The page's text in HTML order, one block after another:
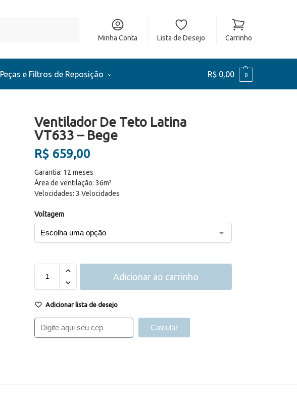
Minha Conta Lista de Desejo Carrinho
Peças e Filtros de Reposição R$ 0,00 0
Ventilador De Teto Latina
VT633 – Bege
R$ 659,00
Garantia: 12 meses
Área de ventilação: 36m²
Velocidades: 3 Velocidades
Voltagem
Adicionar ao carrinho
Adicionar lista de desejo
Calcular